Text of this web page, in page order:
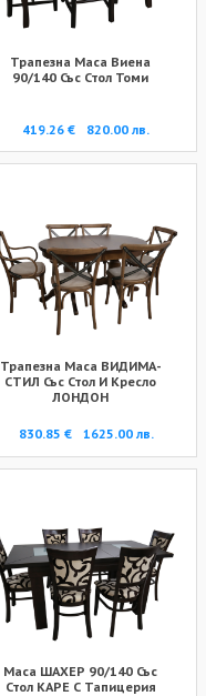
Трапезна Маса Виена
90/140 Със Стол Томи
419.26 € 820.00 лв.
Трапезна Маса ВИДИМА-
СТИЛ Със Стол И Кресло
ЛОНДОН
830.85 € 1625.00 лв.
Маса ШАХЕР 90/140 Със
Стол КАРЕ С Тапицерия